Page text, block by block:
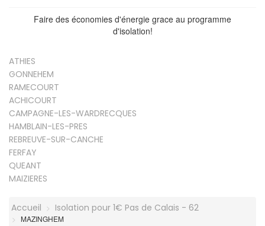
Faire des économies d'énergie grace au programme
d'isolation!
ATHIES
GONNEHEM
RAMECOURT
ACHICOURT
CAMPAGNE-LES-WARDRECQUES
HAMBLAIN-LES-PRES
REBREUVE-SUR-CANCHE
FERFAY
QUEANT
MAIZIERES
Accueil Isolation pour 1€ Pas de Calais - 62
MAZINGHEM